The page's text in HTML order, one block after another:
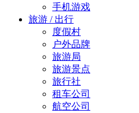
手机游戏
旅游 / 出行
度假村
户外品牌
旅游局
旅游景点
旅行社
租车公司
航空公司